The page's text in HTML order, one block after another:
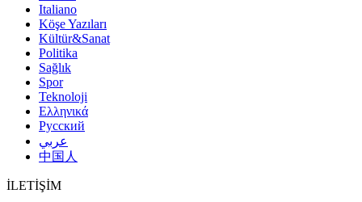
Italiano
Köşe Yazıları
Kültür&Sanat
Politika
Sağlık
Spor
Teknoloji
Ελληνικά
Русский
عربي
中国人
İLETİŞİM